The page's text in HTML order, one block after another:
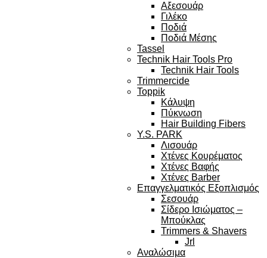
Αξεσουάρ
Γιλέκο
Ποδιά
Ποδιά Μέσης
Tassel
Technik Hair Tools Pro
Technik Hair Tools
Trimmercide
Toppik
Κάλυψη
Πύκνωση
Hair Building Fibers
Y.S. PARK
Λισουάρ
Χτένες Κουρέματος
Χτένες Βαφής
Χτένες Barber
Επαγγελματικός Εξοπλισμός
Σεσουάρ
Σίδερο Ισιώματος –
Μπούκλας
Trimmers & Shavers
Jrl
Αναλώσιμα